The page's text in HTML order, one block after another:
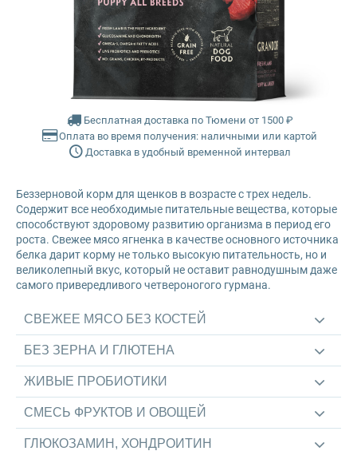
Mr. Buffalo
Petvador
Premier
ProBalance
ProХвост
Royal Canin
Sirius
Бесплатная доставка по Тюмени от 1500 ₽
Оплата во время получения: наличными или картой
Доставка в удобный временной интервал
Беззерновой корм для щенков в возрасте с трех недель.
Содержит все необходимые питательные вещества, которые
способствуют здоровому развитию организма в период его
роста. Свежее мясо ягненка в качестве основного источника
белка дарит корму не только высокую питательность, но и
великолепный вкус, который не оставит равнодушным даже
самого привередливого четвероногого гурмана.
СВЕЖЕЕ МЯСО БЕЗ КОСТЕЙ
БЕЗ ЗЕРНА И ГЛЮТЕНА
ЖИВЫЕ ПРОБИОТИКИ
СМЕСЬ ФРУКТОВ И ОВОЩЕЙ
ГЛЮКОЗАМИН, ХОНДРОИТИН